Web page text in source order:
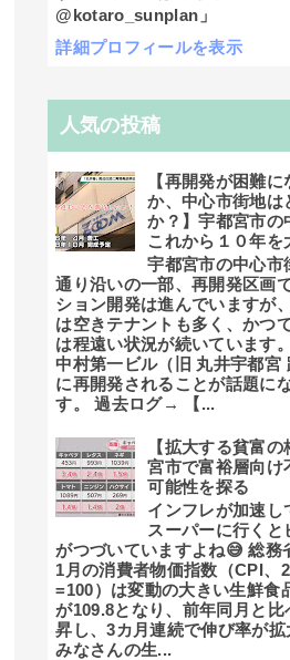
@kotaro_sunplan」
詳細プロフィールを表示
人気の投稿
【再開発が困難
か、中心市街地は
か？】宇都宮市の
これから１０年を
宇都宮市の中心市
通り沿いの一部、再開発区画
ション開発は進んでいますが
は空きテナントも多く、かつ
は程遠い状況が続いています
中村第一ビル（旧 丸井宇都宮
に再開発されることが話題に
す。 過去ログ→ 【...
【拡大する貧富
宮市で富裕層向け
可能性を探る
インフレが加速し
スーパーに行くと
がつづいていますよね😅 総務
1月の消費者物価指数（CPI、
=100）は変動の大きい生鮮食
が109.8となり、前年同月と比
昇し、3カ月連続で伸び率が拡
みなさんの生...